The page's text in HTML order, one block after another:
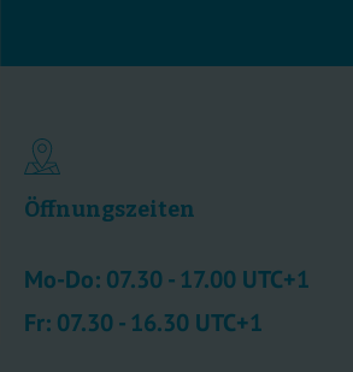
Öffnungszeiten
Mo-Do: 07.30 - 17.00 UTC+1
Fr: 07.30 - 16.30 UTC+1